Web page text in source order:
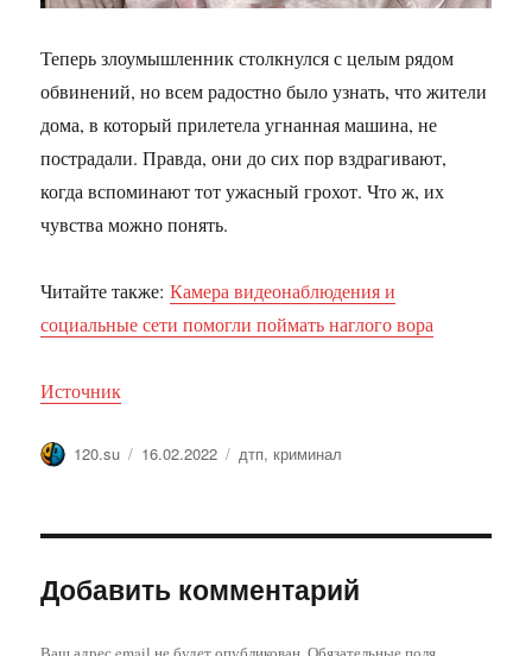
Теперь злоумышленник столкнулся с целым рядом
обвинений, но всем радостно было узнать, что жители
дома, в который прилетела угнанная машина, не
пострадали. Правда, они до сих пор вздрагивают,
когда вспоминают тот ужасный грохот. Что ж, их
чувства можно понять.
Читайте также:Камера видеонаблюдения и
социальные сети помогли поймать наглого вора
Источник
Автор
120.su Опубликовано
16.02.2022 Метки
дтп, криминал
Добавить комментарий